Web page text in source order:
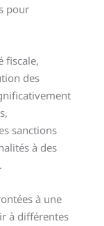
pour
fiscale,
des
sanctions
à des
à une
à différentes